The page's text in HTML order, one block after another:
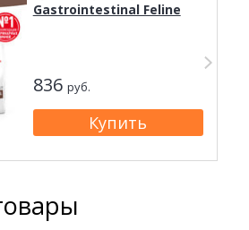
Gastrointestinal Feline
836 руб.